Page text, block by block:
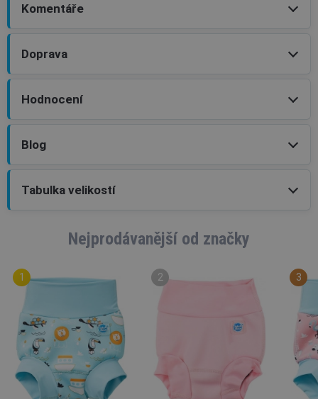
Komentáře
Doprava
Hodnocení
Blog
Tabulka velikostí
Nejprodávanější od značky